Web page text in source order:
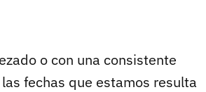
o con una consistente
fechas que estamos resulta